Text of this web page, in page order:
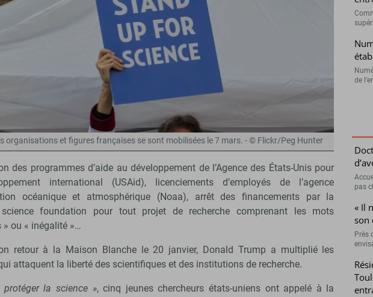
organisations et figures françaises se sont mobilisées le 7 mars. - © Flickr/Peg Hunter
des programmes d’aide au développement de l’Agence des États-Unis pour
international (USAid), licenciements d’employés de l’agence
océanique et atmosphérique (Noaa), arrêt des financements par la
foundation pour tout projet de recherche comprenant les mots
» ou « inégalité »…
retour à la Maison Blanche le 20 janvier, Donald Trump a multiplié les
attaquent la liberté des scientifiques et des institutions de recherche.
protéger la science », cinq jeunes chercheurs états-uniens ont appelé à la
de
pas
« Il
son
Près